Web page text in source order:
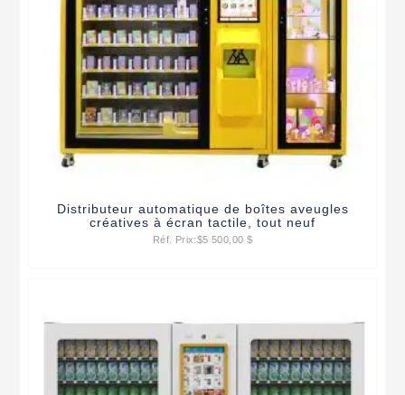
Distributeur automatique de boîtes aveugles
créatives à écran tactile, tout neuf
Réf. Prix:$5 500,00 $